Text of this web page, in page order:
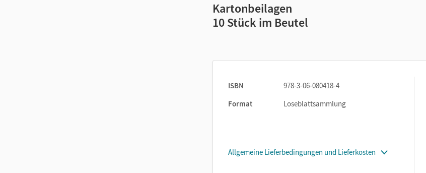
Kartonbeilagen
10 Stück im Beutel
ISBN
978-3-06-080418-4
Format
Loseblattsammlung
Allgemeine Lieferbedingungen und Lieferkosten